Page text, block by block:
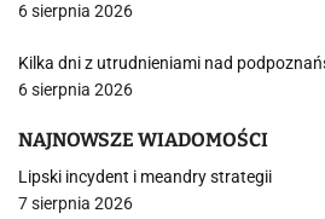
6 sierpnia 2026
Kilka dni z utrudnieniami nad
6 sierpnia 2026
NAJNOWSZE WIADOMOŚCI
Lipski incydent i meandry strategii
7 sierpnia 2026